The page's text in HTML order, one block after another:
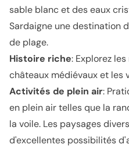
sable blanc et des eaux
Sardaigne une destination
de plage.
Histoire riche: Explorez
châteaux médiévaux et les
Activités de plein air:
en plein air telles que la
la voile. Les paysages
d'excellentes possibilités